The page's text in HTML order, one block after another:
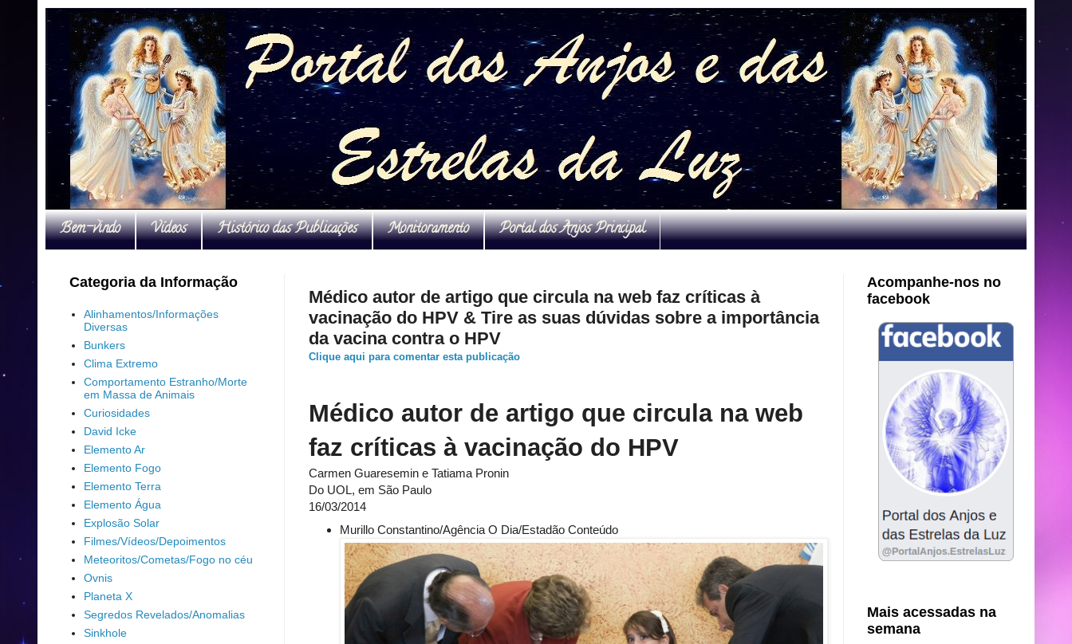
Bem-vindo Vídeos Histórico das Publicações Monitoramento Portal dos Anjos Principal
Médico autor de artigo que circula na web faz críticas à
vacinação do HPV & Tire as suas dúvidas sobre a importância
da vacina contra o HPV
Clique aqui para comentar esta publicação
Médico autor de artigo que circula na web
faz críticas à vacinação do HPV
Carmen Guaresemin e Tatiama Pronin
Do UOL, em São Paulo
16/03/2014
Murillo Constantino/Agência O Dia/Estadão Conteúdo
Categoria da Informação
Alinhamentos/Informações
Diversas
Bunkers
Clima Extremo
Comportamento Estranho/Morte
em Massa de Animais
Curiosidades
David Icke
Elemento Ar
Elemento Fogo
Elemento Terra
Elemento Água
Explosão Solar
Filmes/Vídeos/Depoimentos
Meteoritos/Cometas/Fogo no céu
Ovnis
Planeta X
Segredos Revelados/Anomalias
Sinkhole
Acompanhe-nos no
facebook
Mais acessadas na
semana